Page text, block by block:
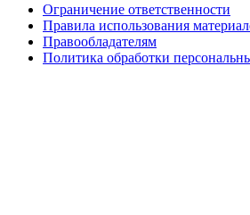
Ограничение ответственности
Правила использования
Правообладателям
Политика обработки